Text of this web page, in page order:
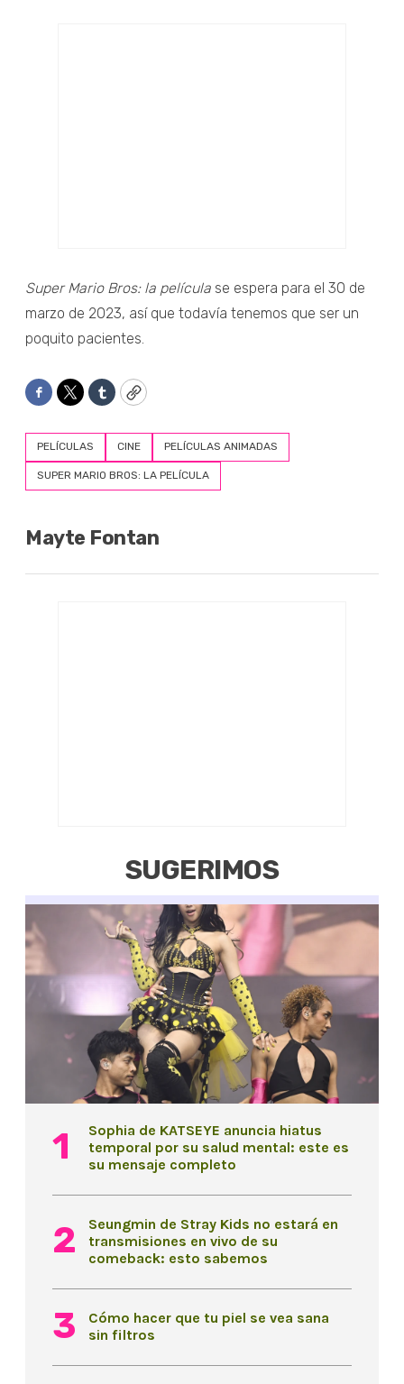
Super Mario Bros: la película se espera para el 30 de
marzo de 2023, así que todavía tenemos que ser un
poquito pacientes.
Facebook
TwitterTumblrCopy
PELÍCULAS CINE PELÍCULAS ANIMADAS
SUPER MARIO BROS: LA PELÍCULA
Mayte Fontan
SUGERIMOS
Sophia de KATSEYE anuncia hiatus
temporal por su salud mental: este es
su mensaje completo
Seungmin de Stray Kids no estará en
transmisiones en vivo de su
comeback: esto sabemos
Cómo hacer que tu piel se vea sana
sin filtros